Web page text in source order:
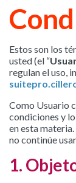
Estos son los
usted (el “
regulan el uso,
Como Usuario
condiciones y
en esta
no continúe
1.